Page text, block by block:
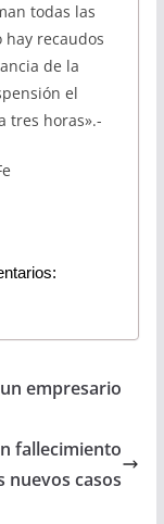
todas las
recaudos
de la
el
tres horas».-
empresario
fallecimiento
nuevos casos